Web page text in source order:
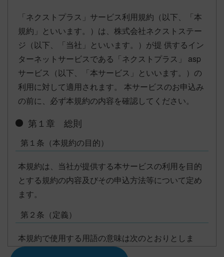
「ネクストプラス」サービス利用規約（以下、「本
規約」といいます。）は、株式会社ネクストステー
ジ（以下、「当社」といいます。）が提 供するイン
ターネットサービスである「ネクストプラス」 asp
サービス（以下、「本サービス」といいます。）の
利用に対して適用されます。 本サービスのお申込み
の前に、必ず本規約の内容を確認してください。
第１章 総則
第１条（本規約の目的）
本規約は、当社が提供する本サービスの利用を目的
とする規約の内容及びその申込方法等について定め
ます。
第２条（定義）
本規約で使用する用語の意味は次のとおりとしま
す。